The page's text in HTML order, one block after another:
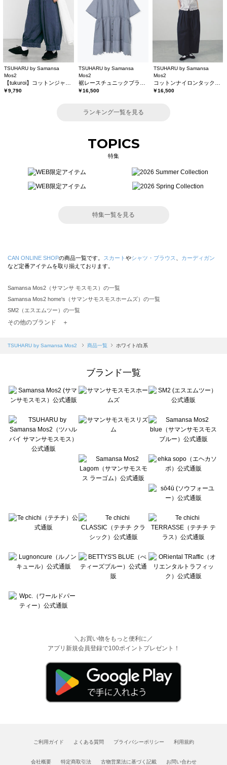
TSUHARU by Samansa
Mos2
￥9,790
TSUHARU by Samansa
Mos2
￥16,500
TSUHARU by Samansa
Mos2
￥16,500
ランキング一覧を見る
TOPICS
特集
特集一覧を見る
CAN ONLINE SHOPの商品一覧です。 スカート やシャツ・ブラウス
カーディガン
など定番アイテムを取り揃えております。
Samansa Mos2（サマンサ モスモス）の一覧
Samansa Mos2 home's（サマンサモスモスホームズ）の一覧
SM2（エスエムツー）の一覧
TSUHARU by Samansa Mos2（ツハルバイサマンサモスモス）の一覧
Samansa Mos2 blue（サマンサモスモス ブルー）の一覧
Te chichi（テチチ）の一覧
Te chichi CLASSIC（テチチ クラシック）の一覧
Lugnoncure（ルノンキュール）の一覧
BETTY'S BLUE（べティーズブルー）の一覧
Wpc.（ワールドパーティー）の一覧
その他のブランド ＋
TSUHARU by Samansa Mos2 商品一覧 ホワイト/白系
ブランド一覧
＼お買い物をもっと便利に／
アプリ新規会員登録で100ポイントプレゼント！
ご利用ガイド よくある質問 プライバシーポリシー 利用規約
会社概要 特定商取引法 古物営業法に基づく記載 お問い合わせ